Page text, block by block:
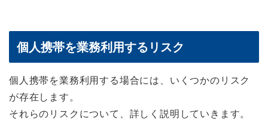
個人携帯を業務利用するリスク
個人携帯を業務利用する場合には、いくつかのリスク
が存在します。
それらのリスクについて、詳しく説明していきます。